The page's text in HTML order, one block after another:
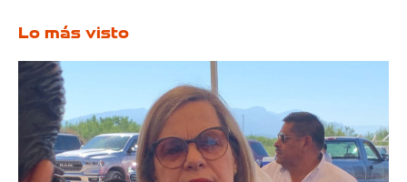
Lo más visto